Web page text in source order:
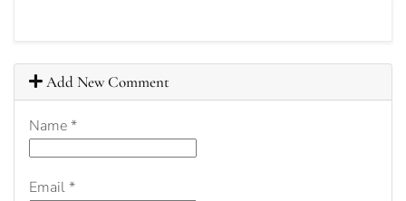
Add New Comment
Name*
Email*